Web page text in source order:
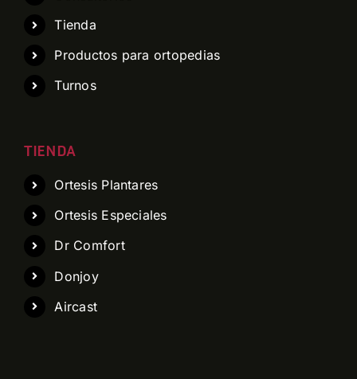
Tienda
Productos para ortopedias
Turnos
TIENDA
Ortesis Plantares
Ortesis Especiales
Dr Comfort
Donjoy
Aircast